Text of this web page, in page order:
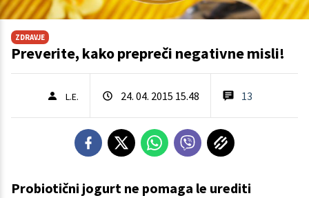
ZDRAVJE
Preverite, kako prepreči negativne misli!
L.E. 24. 04. 2015 15.48 13
Probiotični jogurt ne pomaga le urediti